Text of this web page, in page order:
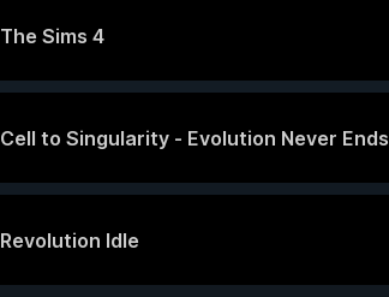
The Sims 4
Cell to Singularity - Evolution Never Ends
Revolution Idle